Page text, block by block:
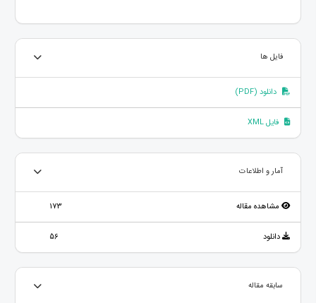
فایل ها
دانلود (PDF)
فایل XML
آمار و اطلاعات
مشاهده مقاله 173
دانلود 56
سابقه مقاله